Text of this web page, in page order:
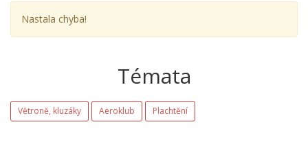
Nastala chyba!
Témata
Větroně, kluzáky Aeroklub Plachtění